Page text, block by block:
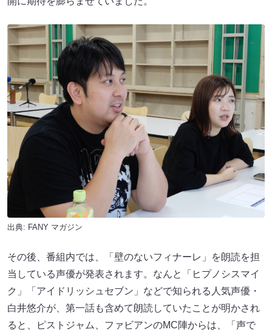
出典: FANY マガジン
その後、番組内では、「壁のないフィナーレ」を朗読を担
当している声優が発表されます。なんと「ヒプノシスマイ
ク」「アイドリッシュセブン」などで知られる人気声優・
白井悠介が、第一話も含めて朗読していたことが明かされ
ると、ピストジャム、ファビアンのMC陣からは、「声で